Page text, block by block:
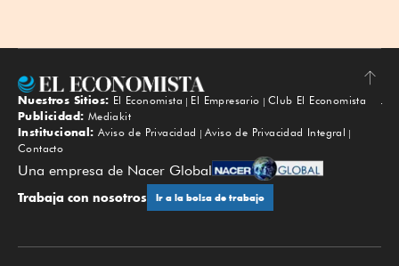
Subir
Nuestros Sitios: El Economista El Empresario
Club El Economista
Publicidad: Mediakit
Institucional: Aviso de Privacidad
Aviso de Privacidad Integral
Contacto
Una empresa de Nacer Global
Trabaja con nosotros Ir a la bolsa de trabajo